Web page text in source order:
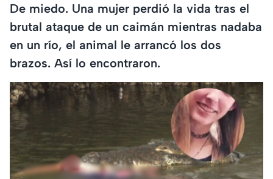
De miedo. Una mujer perdió la vida tras el
brutal ataque de un caimán mientras nadaba
en un río, el animal le arrancó los dos
brazos. Así lo encontraron.